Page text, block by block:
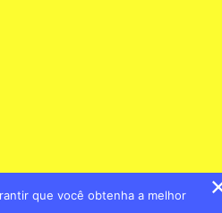
que você obtenha a melhor